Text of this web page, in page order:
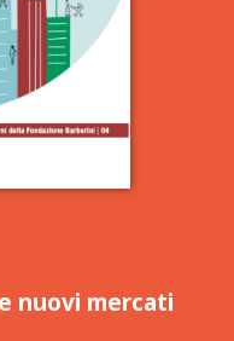
nuovi mercati